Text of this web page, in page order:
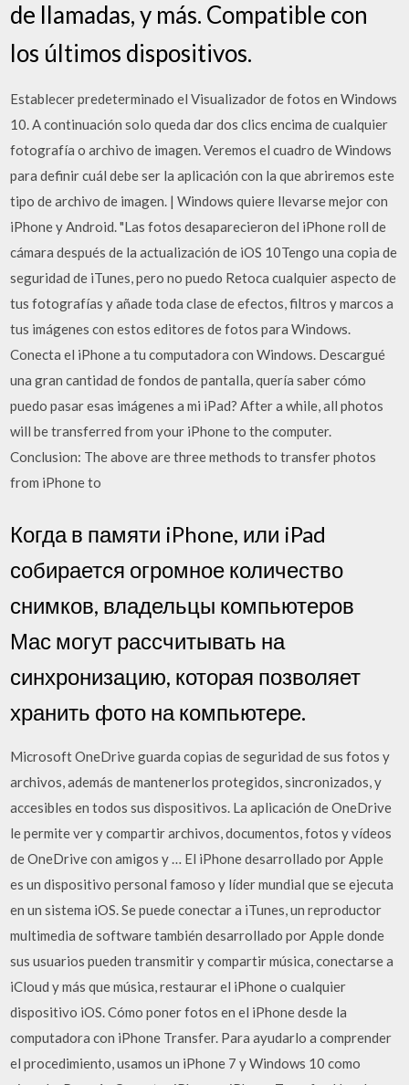
de llamadas, y más. Compatible con
los últimos dispositivos.
Establecer predeterminado el Visualizador de fotos en Windows
10. A continuación solo queda dar dos clics encima de cualquier
fotografía o archivo de imagen. Veremos el cuadro de Windows
para definir cuál debe ser la aplicación con la que abriremos este
tipo de archivo de imagen. | Windows quiere llevarse mejor con
iPhone y Android. "Las fotos desaparecieron del iPhone roll de
cámara después de la actualización de iOS 10Tengo una copia de
seguridad de iTunes, pero no puedo Retoca cualquier aspecto de
tus fotografías y añade toda clase de efectos, filtros y marcos a
tus imágenes con estos editores de fotos para Windows.
Conecta el iPhone a tu computadora con Windows. Descargué
una gran cantidad de fondos de pantalla, quería saber cómo
puedo pasar esas imágenes a mi iPad? After a while, all photos
will be transferred from your iPhone to the computer.
Conclusion: The above are three methods to transfer photos
from iPhone to
Когда в памяти iPhone, или iPad
собирается огромное количество
снимков, владельцы компьютеров
Мас могут рассчитывать на
синхронизацию, которая позволяет
хранить фото на компьютере.
‎Microsoft OneDrive guarda copias de seguridad de sus fotos y
archivos, además de mantenerlos protegidos, sincronizados, y
accesibles en todos sus dispositivos. La aplicación de OneDrive
le permite ver y compartir archivos, documentos, fotos y vídeos
de OneDrive con amigos y … El iPhone desarrollado por Apple
es un dispositivo personal famoso y líder mundial que se ejecuta
en un sistema iOS. Se puede conectar a iTunes, un reproductor
multimedia de software también desarrollado por Apple donde
sus usuarios pueden transmitir y compartir música, conectarse a
iCloud y más que música, restaurar el iPhone o cualquier
dispositivo iOS. Cómo poner fotos en el iPhone desde la
computadora con iPhone Transfer. Para ayudarlo a comprender
el procedimiento, usamos un iPhone 7 y Windows 10 como